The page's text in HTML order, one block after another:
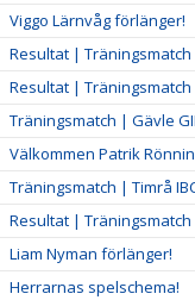
Viggo Lärnvåg förlänger!
Resultat | Träningsmatch
Resultat | Träningsmatch
Träningsmatch | Gävle
Välkommen Patrik
Träningsmatch | Timrå
Resultat | Träningsmatch
Liam Nyman förlänger!
Herrarnas spelschema!